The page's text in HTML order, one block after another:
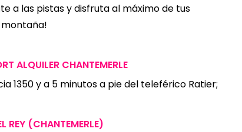
a las pistas y disfruta al máximo de tus
ALQUILER CHANTEMERLE
1350 y a 5 minutos a pie del teleférico Ratier;
REY (CHANTEMERLE)